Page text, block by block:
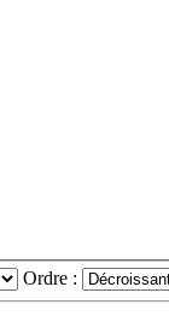
Ordre :